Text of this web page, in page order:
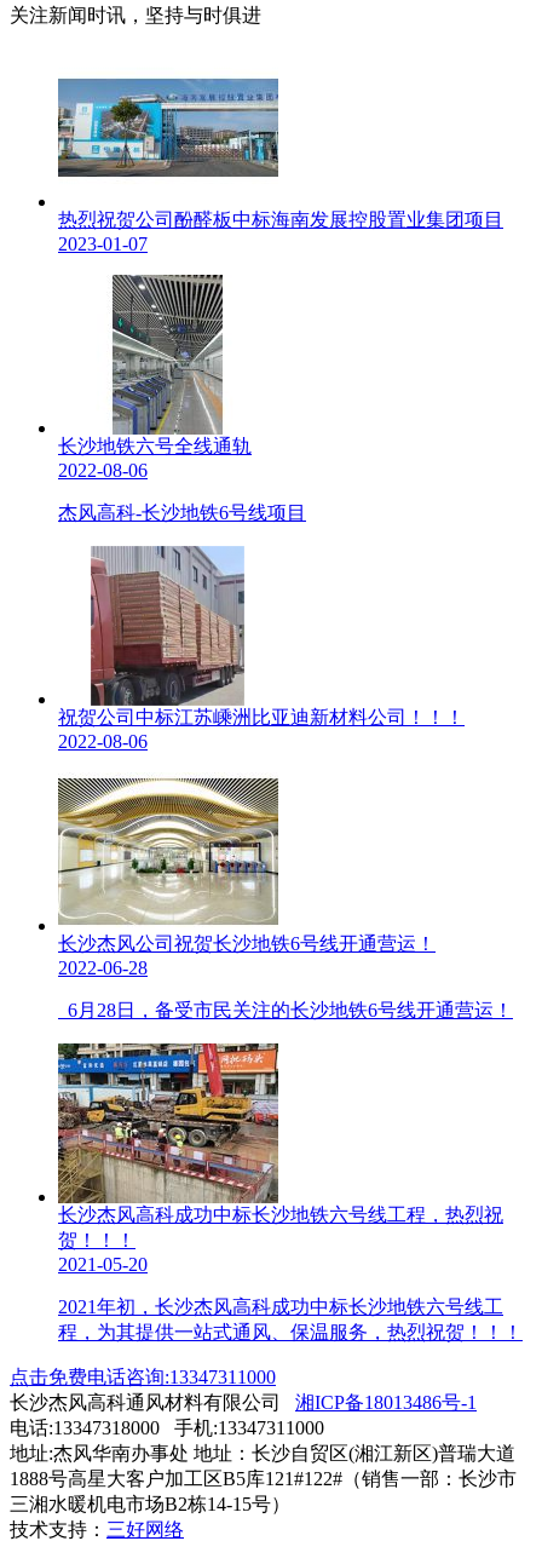
关注新闻时讯，坚持与时俱进
热烈祝贺公司酚醛板中标海南发展控股置业集团项目
2023-01-07
长沙地铁六号全线通轨
2022-08-06
杰风高科-长沙地铁6号线项目
祝贺公司中标江苏嵊洲比亚迪新材料公司！！！
2022-08-06
长沙杰风公司祝贺长沙地铁6号线开通营运！
2022-06-28
6月28日，备受市民关注的长沙地铁6号线开通营运！
长沙杰风高科成功中标长沙地铁六号线工程，热烈祝
贺！！！
2021-05-20
2021年初，长沙杰风高科成功中标长沙地铁六号线工
程，为其提供一站式通风、保温服务，热烈祝贺！！！
点击免费电话咨询:13347311000
长沙杰风高科通风材料有限公司 湘ICP备18013486号-1
电话:13347318000 手机:13347311000
地址:杰风华南办事处 地址：长沙自贸区(湘江新区)普瑞大道
1888号高星大客户加工区B5库121#122#（销售一部：长沙市
三湘水暖机电市场B2栋14-15号）
技术支持： 三好网络